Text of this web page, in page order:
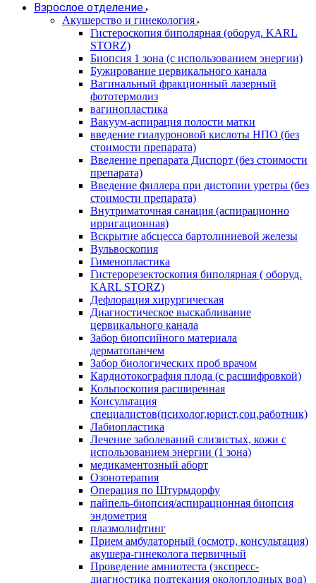
Взрослое отделение
Акушерство и гинекология
Гистероскопия биполярная (оборуд. KARL
STORZ)
Биопсия 1 зона (с использованием энергии)
Бужирование цервикального канала
Вагинальный фракционный лазерный
фототермолиз
вагинопластика
Вакуум-аспирация полости матки
введение гиалуроновой кислоты НПО (без
стоимости препарата)
Введение препарата Диспорт (без стоимости
препарата)
Введение филлера при дистопии уретры (без
стоимости препарата)
Внутриматочная санация (аспирационно
ирригационная)
Вскрытие абсцесса бартолиниевой железы
Вульвоскопия
Гименопластика
Гистерорезектоскопия биполярная ( оборуд.
KARL STORZ)
Дефлорация хирургическая
Диагностическое выскабливание
цервикального канала
Забор биопсийного материала
дерматопанчем
Забор биологических проб врачом
Кардиотокография плода (с расшифровкой)
Кольпоскопия расширенная
Консультация
специалистов(психолог,юрист,соц.работник)
Лабиопластика
Лечение заболеваний слизистых, кожи с
использованием энергии (1 зона)
медикаментозный аборт
Озонотерапия
Операция по Штурмдорфу
пайпель-биопсия/аспирационная биопсия
эндометрия
плазмолифтинг
Прием амбулаторный (осмотр, консультация)
акушера-гинеколога первичный
Проведение амниотеста (экспресс-
диагностика подтекания околоплодных вод)